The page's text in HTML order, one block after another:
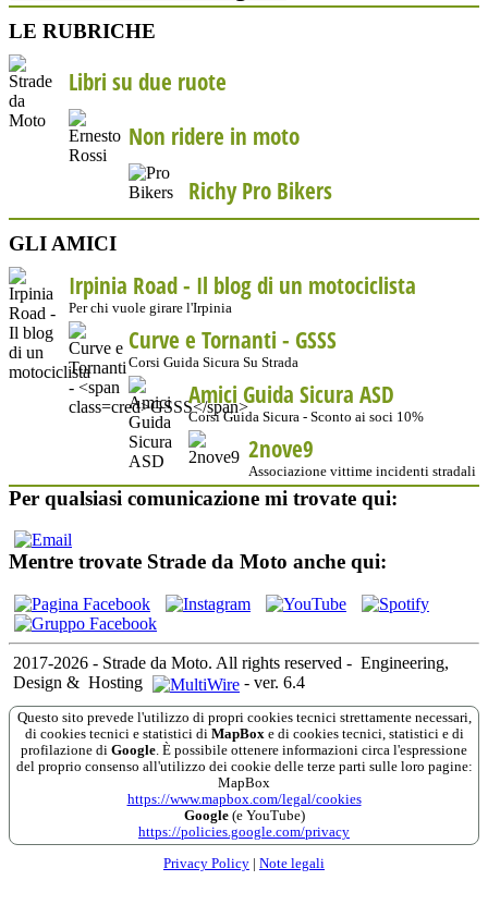
LE RUBRICHE
Libri su due ruote
Non ridere in moto
Richy Pro Bikers
GLI AMICI
Irpinia Road - Il blog di un motociclista
Per chi vuole girare l'Irpinia
Curve e Tornanti - GSSS
Corsi Guida Sicura Su Strada
Amici Guida Sicura ASD
Corsi Guida Sicura - Sconto ai soci 10%
2nove9
Associazione vittime incidenti stradali
Per qualsiasi comunicazione mi trovate qui:
Mentre trovate Strade da Moto anche qui:
2017-2026 - Strade da Moto. All rights reserved - Engineering,
Design & Hosting - ver. 6.4
Questo sito prevede l'utilizzo di propri cookies tecnici strettamente necessari,
di cookies tecnici e statistici di MapBox e di cookies tecnici, statistici e di
profilazione di Google . È possibile ottenere informazioni circa l'espressione
del proprio consenso all'utilizzo dei cookie delle terze parti sulle loro pagine:
MapBox
https://www.mapbox.com/legal/cookies
Google(e YouTube)
https://policies.google.com/privacy
Privacy Policy | Note legali